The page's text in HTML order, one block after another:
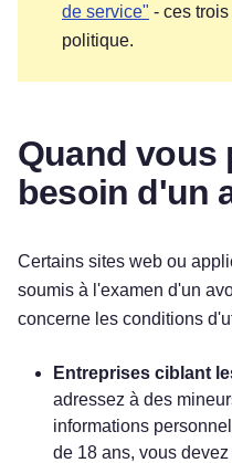
de service" - ces
politique.
Quand vous
besoin d'un
Certains sites web ou
soumis à l'examen d'un
concerne les conditions
Entreprises ciblant
adressez à des
informations
de 18 ans, vous